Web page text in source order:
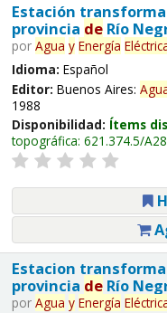
Estación
provincia deRío
por Agua y Energía
Idioma: Español
Editor: Buenos Aires:
1988
Disponibilidad: Ítems
topográfica: 621.374.5/
Estacion
provincia deRío
por Agua y Energía